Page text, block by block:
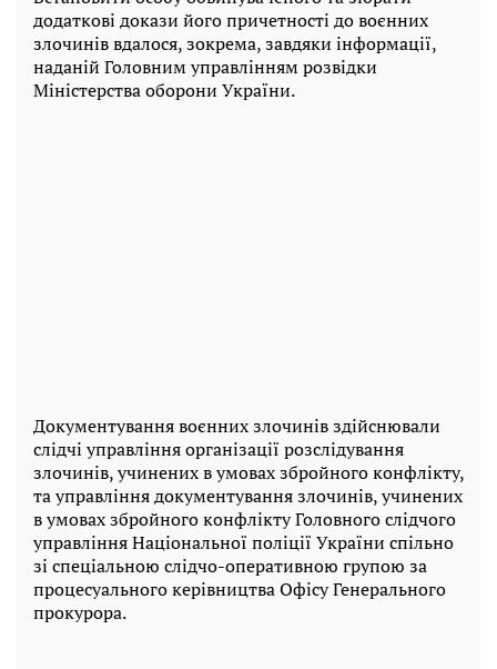
додаткові докази його причетності до воєнних
злочинів вдалося, зокрема, завдяки інформації,
наданій Головним управлінням розвідки
Міністерства оборони України.
Документування воєнних злочинів здійснювали
слідчі управління організації розслідування
злочинів, учинених в умовах збройного конфлікту,
та управління документування злочинів, учинених
в умовах збройного конфлікту Головного слідчого
управління Національної поліції України спільно
зі спеціальною слідчо-оперативною групою за
процесуального керівництва Офісу Генерального
прокурора.